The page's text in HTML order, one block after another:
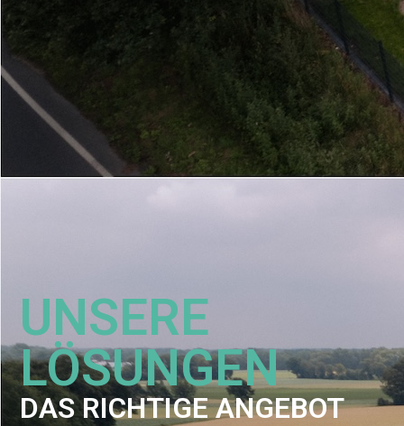
UNSERE
LÖSUNGEN
DAS RICHTIGE ANGEBOT